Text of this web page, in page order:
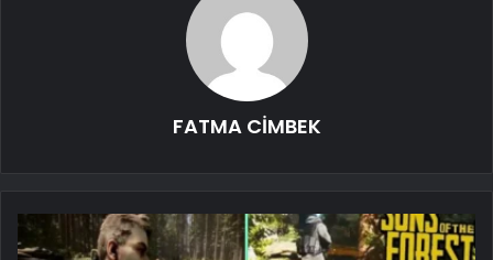
FATMA CİMBEK